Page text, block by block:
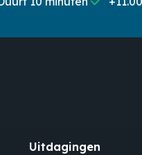
Uitdagingen